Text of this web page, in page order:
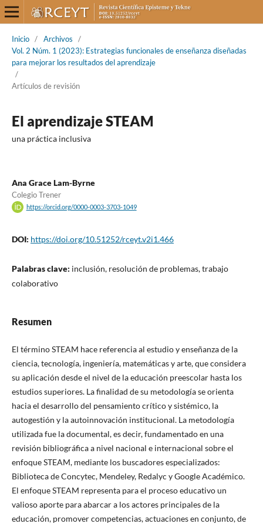
Inicio / Archivos
/
Vol. 2 Núm. 1 (2023): Estrategias funcionales de enseñanza diseñadas
para mejorar los resultados del aprendizaje
/
Artículos de revisión
El aprendizaje STEAM
una práctica inclusiva
Ana Grace Lam-Byrne
Colegio Trener
https://orcid.org/0000-0003-3703-1049
DOI: https://doi.org/10.51252/rceyt.v2i1.466
Palabras clave: inclusión, resolución de problemas, trabajo
colaborativo
Resumen
El término STEAM hace referencia al estudio y enseñanza de la
ciencia, tecnología, ingeniería, matemáticas y arte, que considera
su aplicación desde el nivel de la educación preescolar hasta los
estudios superiores. La finalidad de su metodología se orienta
hacia el desarrollo del pensamiento crítico y sistémico, la
autogestión y la autoinnovación institucional. La metodología
utilizada fue la documental, es decir, fundamentado en una
revisión bibliográfica a nivel nacional e internacional sobre el
enfoque STEAM, mediante los buscadores especializados:
Biblioteca de Concytec, Mendeley, Redalyc y Google Académico.
El enfoque STEAM representa para el proceso educativo un
valioso aporte para abarcar a los actores principales de la
educación, promover competencias, actuaciones en conjunto, de